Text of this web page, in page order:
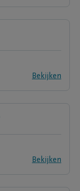
Bekijken
Bekijken